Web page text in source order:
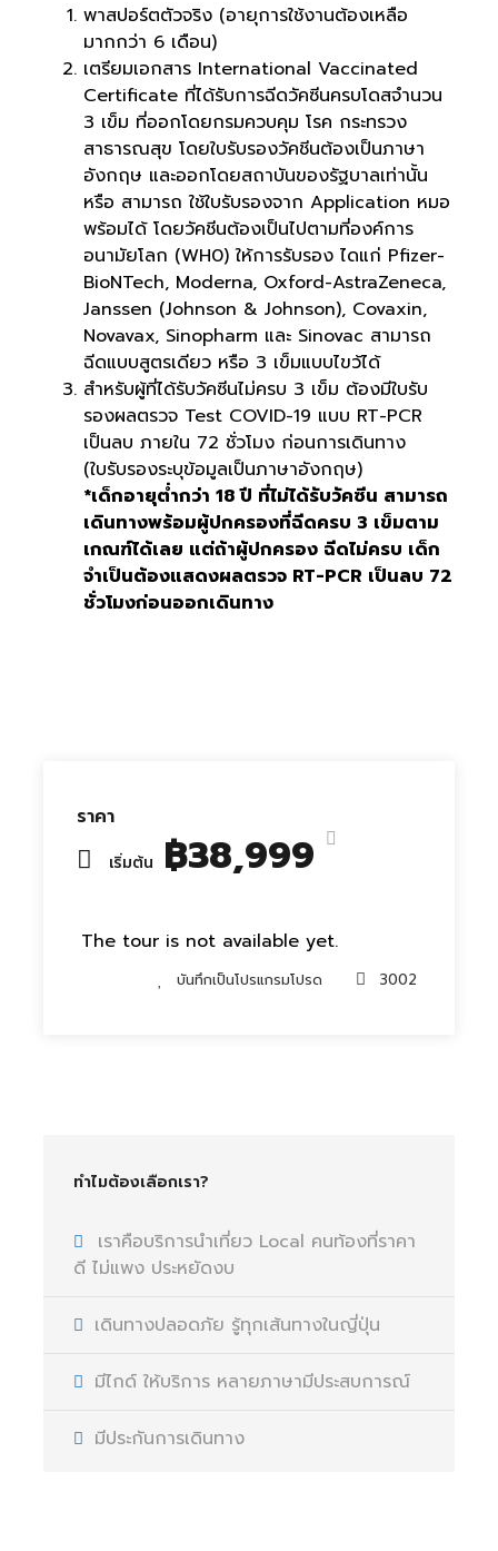
ราคา
เริ่มต้น ฿38,999
The tour is not available yet.
บันทึกเป็นโปรแกรมโปรด 3002
ทำไมต้องเลือกเรา?
เราคือบริการนำเที่ยว Local คนท้องที่ราคา
ดี ไม่แพง ประหยัดงบ
เดินทางปลอดภัย รู้ทุกเส้นทางในญี่ปุ่น
มีไกด์ ให้บริการ หลายภาษามีประสบการณ์
มีประกันการเดินทาง
พาสปอร์ตตัวจริง (อายุการใช้งานต้องเหลือ
มากกว่า 6 เดือน)
เตรียมเอกสาร International Vaccinated
Certificate ที่ได้รับการฉีดวัคซีนครบโดสจำนวน
3 เข็ม ที่ออกโดยกรมควบคุม โรค กระทรวง
สาธารณสุข โดยใบรับรองวัคชีนต้องเป็นภาษา
อังกฤษ และออกโดยสถาบันของรัฐบาลเท่านั้น
หรือ สามารถ ใช้ใบรับรองจาก Application หมอ
พร้อมได้ โดยวัคชีนต้องเป็นไปตามที่องค์การ
อนามัยโลก (WH0) ให้การรับรอง ไดแก่ Pfizer-
BioNTech, Moderna, Oxford-AstraZeneca,
Janssen (Johnson & Johnson), Covaxin,
Novavax, Sinopharm และ Sinovac สามารถ
ฉีดแบบสูตรเดียว หรือ 3 เข็มแบบไขว้ได้
สำหรับผู้ที่ได้รับวัคซีนไม่ครบ 3 เข็ม ต้องมีใบรับ
รองผลตรวจ Test COVID-19 แบบ RT-PCR
เป็นลบ ภายใน 72 ชั่วโมง ก่อนการเดินทาง
(ใบรับรองระบุข้อมูลเป็นภาษาอังกฤษ)
*เด็กอายุต่ำกว่า 18 ปี ที่ไม่ได้รับวัคซีน สามารถ
เดินทางพร้อมผู้ปกครองที่ฉีดครบ 3 เข็มตาม
เกณฑ์ได้เลย แต่ถ้าผู้ปกครอง ฉีดไม่ครบ เด็ก
จำเป็นต้องแสดงผลตรวจ RT-PCR เป็นลบ 72
ชั่วโมงก่อนออกเดินทาง